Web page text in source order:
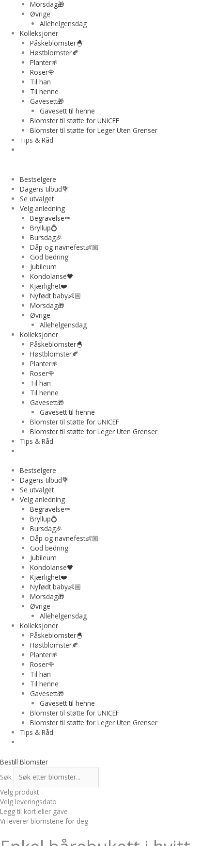
Morsdag🎁
Øvrige
Allehelgensdag
Kolleksjoner
Påskeblomster🐣
Høstblomster🍂
Planter🌱
Roser🌹
Til han
Til henne
Gavesett🎁
Gavesett til henne
Blomster til støtte for UNICEF
Blomster til støtte for Leger Uten Grenser
Tips & Råd
Bestselgere
Dagens tilbud💐
Se utvalget
Velg anledning
Begravelse⚰️
Bryllup💍
Bursdag🎉
Dåp og navnefest👶🏼
God bedring
Jubileum
Kondolanse🖤
Kjærlighet❤️
Nyfødt baby👶🏼
Morsdag🎁
Øvrige
Allehelgensdag
Kolleksjoner
Påskeblomster🐣
Høstblomster🍂
Planter🌱
Roser🌹
Til han
Til henne
Gavesett🎁
Gavesett til henne
Blomster til støtte for UNICEF
Blomster til støtte for Leger Uten Grenser
Tips & Råd
Bestselgere
Dagens tilbud💐
Se utvalget
Velg anledning
Begravelse⚰️
Bryllup💍
Bursdag🎉
Dåp og navnefest👶🏼
God bedring
Jubileum
Kondolanse🖤
Kjærlighet❤️
Nyfødt baby👶🏼
Morsdag🎁
Øvrige
Allehelgensdag
Kolleksjoner
Påskeblomster🐣
Høstblomster🍂
Planter🌱
Roser🌹
Til han
Til henne
Gavesett🎁
Gavesett til henne
Blomster til støtte for UNICEF
Blomster til støtte for Leger Uten Grenser
Tips & Råd
Bestill Blomster
Søk
Velg produkt
Velg leveringsdato
Legg til kort eller gave
Vi leverer blomstene for deg